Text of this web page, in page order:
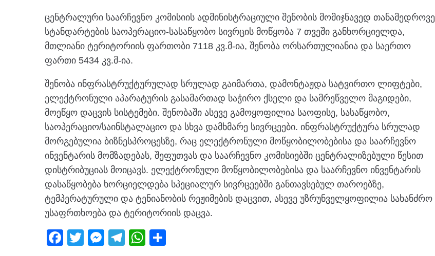
ცენტრალური საარჩევნო კომისიის ადმინისტრაციული შენობის მომიჯნავედ თანამედროვე
სტანდარტების საოპერაციო-სასაწყობო სივრცის მოწყობა 7 თვეში განხორციელდა,
მთლიანი ტერიტორიის ფართობი 7118 კვ.მ-ია, შენობა ორსართულიანია და საერთო
ფართი 5434 კვ.მ-ია.
შენობა ინფრასტრუქტურულად სრულად გაიმართა, დამონტაჟდა სატვირთო ლიფტები,
ელექტრონული აპარატურის გასამართად საჭირო ქსელი და სამრეწველო მაგიდები,
მოეწყო დაცვის სისტემები. შენობაში ასევე გამოყოფილია საოფისე, სასაწყობო,
საოპერაციო/საინსტალაციო და სხვა დამხმარე სივრცეები. ინფრასტრუქტურა სრულად
მორგებულია ბიზნესპროცესზე, რაც ელექტრონული მოწყობილობებისა და საარჩევნო
ინვენტარის მომზადებას, შეფუთვას და საარჩევნო კომისიებში ცენტრალიზებული წესით
დისტრიბუციას მოიცავს. ელექტრონული მოწყობილობებისა და საარჩევნო ინვენტარის
დასაწყობება ხორციელდება სპეციალურ სივრცეებში განთავსებულ თაროებზე,
ტემპერატურული და ტენიანობის რეჟიმების დაცვით, ასევე უზრუნველყოფილია სახანძრო
უსაფრთხოება და ტერიტორიის დაცვა.
F
T
M
T
W